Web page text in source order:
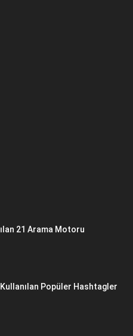
21 Arama Motoru
Kullanılan Popüler Hashtagler